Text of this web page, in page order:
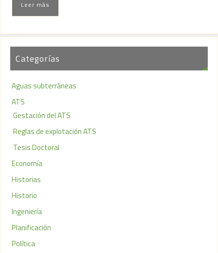
Leer más
Categorías
Aguas subterráneas
ATS
Gestación del ATS
Reglas de explotación ATS
Tesis Doctoral
Economía
Historias
Historio
Ingeniería
Planificación
Política